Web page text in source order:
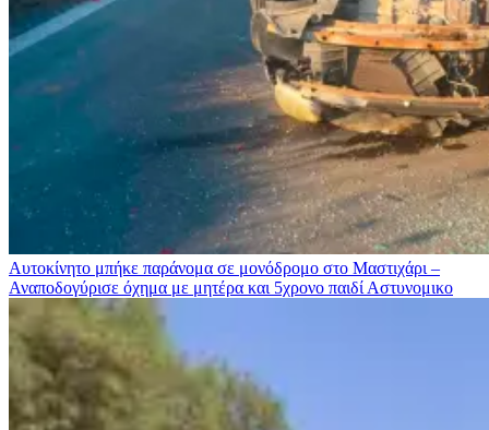
Αυτοκίνητο μπήκε παράνομα σε μονόδρομο στο Μαστιχάρι –
Αναποδογύρισε όχημα με μητέρα και 5χρονο παιδί Αστυνομικο